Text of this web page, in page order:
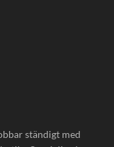
ständigt med